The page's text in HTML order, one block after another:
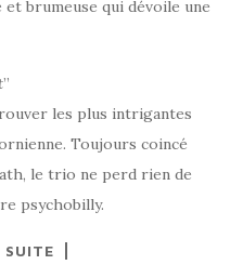
brumeuse qui dévoile une
”
les plus intrigantes
Toujours coincé
le trio ne perd rien de
psychobilly.
SUITE